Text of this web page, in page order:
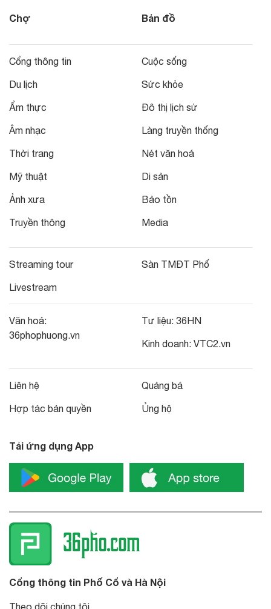
Chợ Bản đồ
Cổng thông tin
Du lịch
Ẩm thực
Âm nhạc
Thời trang
Mỹ thuật
Ảnh xưa
Truyền thông
Cuộc sống
Sức khỏe
Đô thị lịch sử
Làng truyền thống
Nét văn hoá
Di sản
Bảo tồn
Media
Streaming tour
Livestream
Sàn TMĐT Phố
Văn hoá:
36phophuong.vn
Tư liệu: 36HN
Kinh doanh: VTC2.vn
Liên hệ
Hợp tác bản quyền
Quảng bá
Ủng hộ
Tải ứng dụng App
Cổng thông tin Phố Cổ và Hà Nội
Theo dõi chúng tôi